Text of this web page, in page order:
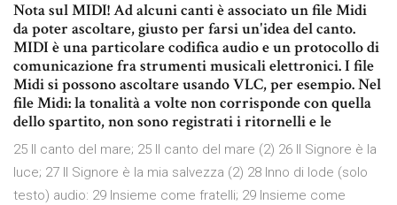
Nota sul MIDI! Ad alcuni canti è associato un file Midi
da poter ascoltare, giusto per farsi un'idea del canto.
MIDI è una particolare codifica audio e un protocollo di
comunicazione fra strumenti musicali elettronici. I file
Midi si possono ascoltare usando VLC, per esempio. Nel
file Midi: la tonalità a volte non corrisponde con quella
dello spartito, non sono registrati i ritornelli e le
25 Il canto del mare; 25 Il canto del mare (2) 26 Il Signore è la
luce; 27 Il Signore è la mia salvezza (2) 28 Inno di lode (solo
testo) audio: 29 Insieme come fratelli; 29 Insieme come